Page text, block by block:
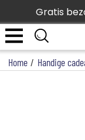
Gratis
Home / Handige